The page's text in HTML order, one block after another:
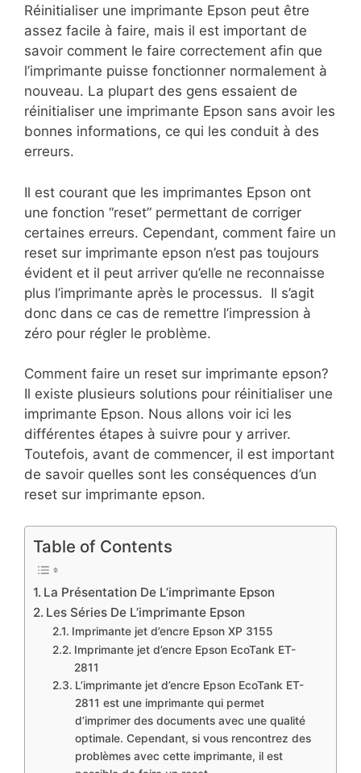
Réinitialiser une imprimante Epson peut être
assez facile à faire, mais il est important de
savoir comment le faire correctement afin que
l’imprimante puisse fonctionner normalement à
nouveau. La plupart des gens essaient de
réinitialiser une imprimante Epson sans avoir les
bonnes informations, ce qui les conduit à des
erreurs.
Il est courant que les imprimantes Epson ont
une fonction “reset” permettant de corriger
certaines erreurs. Cependant, comment faire un
reset sur imprimante epson n’est pas toujours
évident et il peut arriver qu’elle ne reconnaisse
plus l’imprimante après le processus. Il s’agit
donc dans ce cas de remettre l’impression à
zéro pour régler le problème.
Comment faire un reset sur imprimante epson?
Il existe plusieurs solutions pour réinitialiser une
imprimante Epson. Nous allons voir ici les
différentes étapes à suivre pour y arriver.
Toutefois, avant de commencer, il est important
de savoir quelles sont les conséquences d’un
reset sur imprimante epson.
Table of Contents
La Présentation De L’imprimante Epson
Les Séries De L’imprimante Epson
Imprimante jet d’encre Epson XP 3155
Imprimante jet d’encre Epson EcoTank ET-
2811
L’imprimante jet d’encre Epson EcoTank ET-
2811 est une imprimante qui permet
d’imprimer des documents avec une qualité
optimale. Cependant, si vous rencontrez des
problèmes avec cette imprimante, il est